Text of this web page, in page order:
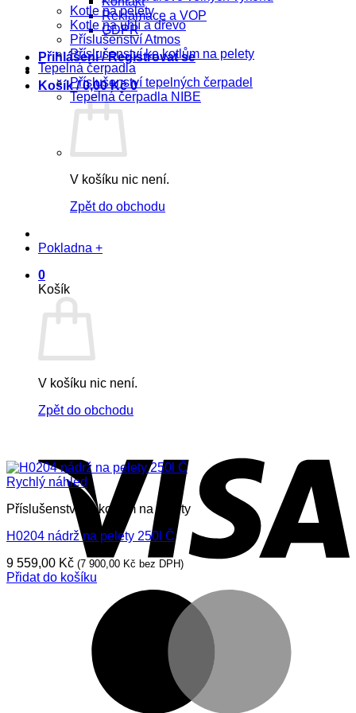
Reklamace a VOP
GDPR
Přihlášení / Registrovat se
Košík /0,00Kč 0
V košíku nic není.
Zpět do obchodu
Pokladna +
0
Košík
V košíku nic není.
Zpět do obchodu
Kotle na pelety
Kotle na uhlí a dřevo
Příslušenství Atmos
Příslušenství ke kotlům na pelety
Tepelná čerpadla
Příslušenství tepelných čerpadel
Tepelná čerpadla NIBE
Rychlý náhled
Příslušenství ke kotlům na pelety
H0204 nádrž na pelety 250l Č
9 559,00 Kč (7 900,00 Kč bez DPH)
Přidat do košíku